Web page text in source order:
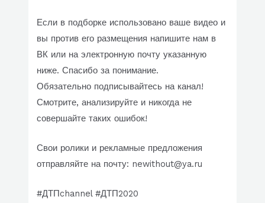
Если в подборке использовано ваше видео и
вы против его размещения напишите нам в
ВК или на электронную почту указанную
ниже. Спасибо за понимание.
Обязательно подписывайтесь на канал!
Смотрите, анализируйте и никогда не
совершайте таких ошибок!
Свои ролики и рекламные предложения
отправляйте на почту: newithout@ya.ru
#ДТПchannel #ДТП2020